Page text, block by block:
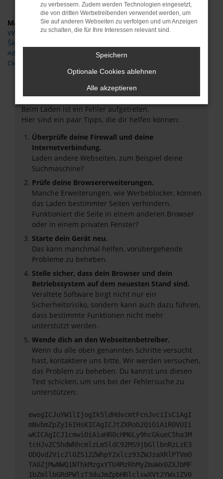
Marken
VW
Škoda
Adria
Clever
Fehler: Network Error
Beim Laden ist ein Fehler aufgetreten.
Hier sind ein paar Tipps, die dir helfen können:
Überprüfe deine Firewall und deine
Internetverbindung.
Laden andere Webseiten, zum Beispiel deine
Suchmaschine?
Prüfe deine Browsererweiterungen.
Manche Erweiterungen, wie Werbeblocker, können
das Laden bestimmter Seiten verhindern.
Funktioniert die Seite in einem anderen Browser
oder in einem privaten Fenster?
Starte dein Gerät neu.
Das kann manchmal helfen, vorübergehende
Probleme zu beheben.
Stelle sicher, dass dein Browser und dein
Betriebssystem auf dem neuesten Stand sind.
Veraltete Software birgt nicht nur ein
Sicherheitsrisiko, sondern kann auch dazu führen,
dass bestimmte Funktionen nicht mehr
unterstützt werden.
Wende dich an den Webseitenbetreiber.
Wenn du alle oben genannten Schritte versucht
hast, kontaktiere uns bitte. Wir werden versuchen,
das Problem zu beheben. Du kannst uns diesen
Text schicken, um uns bei der Fehlersuche zu
unterstützen:
ewogICJuYW1lIjogIk5ldHdvcmtFcnJvciIsCiAgI
mNvbmZpZyI6IHsKICAgICJtZXRob2QiOiAiR0VUIi
wKICAgICJ1cmwiOiAiaHR0cHM6Ly9hcGkueC5ha3M
tcHJvZC5hdWRhcmlzLm5ldC92MS9jbGllbnRzLzE3
ODQvd2Vic2l0ZS12ZWhpY2xlcz93ZWJzaXRlPTVmO
TA0ZjMwNWQ1NThkMzgxYTU4MzRhMyZmaWx0ZXJbMF
1bZmllbGRdPWlzT3duJmZpbHRlclswXVt2YWx1ZV0
zu verbessern. Zudem werden Technologien eingesetzt,
die von dritten Werbetreibenden verwendet werden, um
Sie auf anderen Webseiten zu verfolgen und um Anzeigen
zu schalten, die für Ihre Interessen relevant sind.
Speichern
Optionale Cookies ablehnen
Alle akzeptieren